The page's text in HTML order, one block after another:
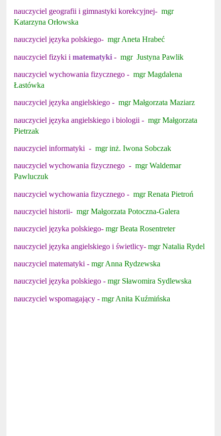
nauczyciel geografii i gimnastyki korekcyjnej-mgr
Katarzyna Orłowska
nauczyciel języka polskiego-mgr Aneta Hrabeć
nauczyciel fizyki i matematyki -mgr Justyna Pawlik
nauczyciel wychowania fizycznego - mgr Magdalena
Łastówka
nauczyciel języka angielskiego -mgr Małgorzata Maziarz
nauczyciel języka angielskiego i biologii -mgr Małgorzata
Pietrzak
nauczyciel informatyki -mgr inż. Iwona Sobczak
nauczyciel wychowania fizycznego -mgr Waldemar
Pawluczuk
nauczyciel wychowania fizycznego - mgr Renata Pietroń
nauczyciel historii-mgr Małgorzata Potoczna-Galera
nauczyciel języka polskiego-mgr Beata Rosentreter
nauczyciel języka angielskiego i świetlicy-mgr Natalia Rydel
nauczyciel matematyki -mgr Anna Rydzewska
nauczyciel języka polskiego -mgr Sławomira Sydlewska
nauczyciel wspomagający -mgr Anita Kuźmińska